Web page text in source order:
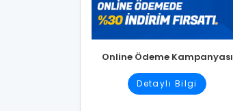
Online Ödeme Kampanyası
Detaylı Bilgi